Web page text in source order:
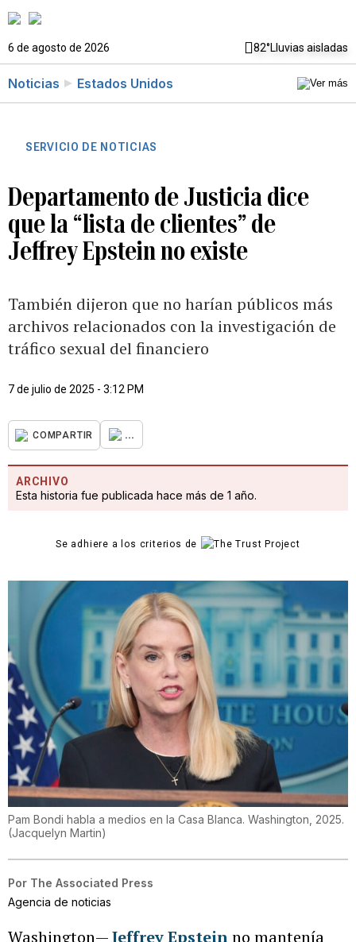
6 de agosto de 2026 82°Lluvias aisladas
Noticias Estados Unidos
SERVICIO DE NOTICIAS
Departamento de Justicia dice
que la “lista de clientes” de
Jeffrey Epstein no existe
También dijeron que no harían públicos más
archivos relacionados con la investigación de
tráfico sexual del financiero
7 de julio de 2025 - 3:12 PM
COMPARTIR ...
ARCHIVO
Esta historia fue publicada hace más de 1 año.
Se adhiere a los criterios de
Pam Bondi habla a medios en la Casa Blanca. Washington, 2025.
(Jacquelyn Martin)
Por The Associated Press
Agencia de noticias
Washington—Jeffrey Epsteinno mantenía